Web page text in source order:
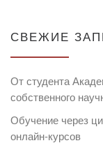
СВЕЖИЕ
От студента
собственного
Обучение через
онлайн-курсов